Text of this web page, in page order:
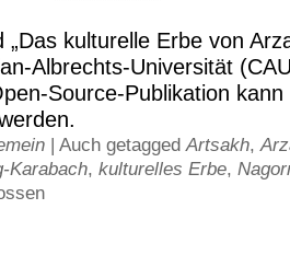
„Das kulturelle Erbe von
Albrechts-Universität
Source-Publikation kann
| Auch getaggedArtsakh,
Karabach, kulturelles Erbe,